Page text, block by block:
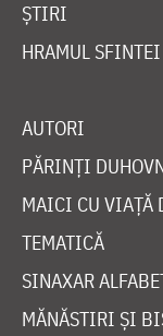
ȘTIRI
HRAMUL
AUTORI
PĂRINȚI
MAICI CU VIAȚĂ
TEMATICĂ
SINAXAR
MĂNĂSTIRI ȘI